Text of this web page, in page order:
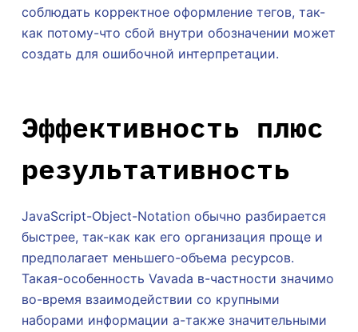
соблюдать корректное оформление тегов, так-
как потому-что сбой внутри обозначении может
создать для ошибочной интерпретации.
Эффективность плюс
результативность
JavaScript-Object-Notation обычно разбирается
быстрее, так-как как его организация проще и
предполагает меньшего-объема ресурсов.
Такая-особенность Vavada в-частности значимо
во-время взаимодействии со крупными
наборами информации а-также значительными